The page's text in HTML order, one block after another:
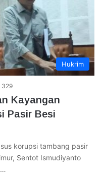
Hukrim
329
Kayangan
Pasir Besi
korupsi tambang pasir
Sentot Ismudiyanto